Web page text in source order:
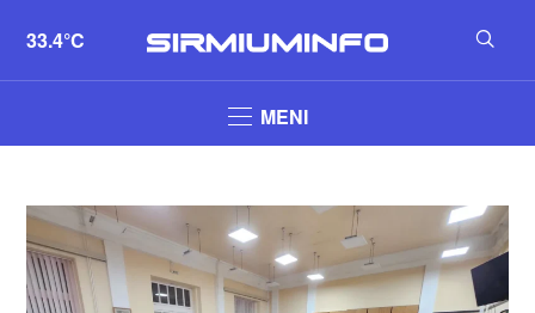
33.4°C
MENI